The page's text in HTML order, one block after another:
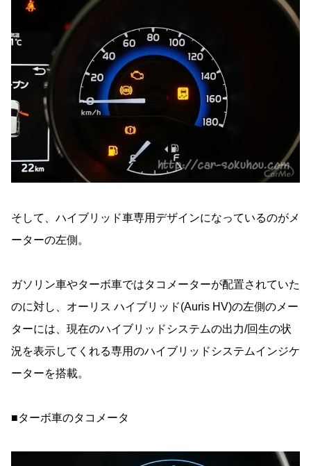
そして、ハイブリッド車専用デザインになっているのがメ
ーターの左側。
ガソリン車やターボ車ではタコメーターが配置されていた
のに対し、オーリス ハイブリッド(Auris HV)の左側のメー
ターには、現在のハイブリッドシステムの出力/回生の状
況を表示してくれる専用のハイブリッドシステムインジケ
ーターを搭載。
■ターボ車のタコメータ